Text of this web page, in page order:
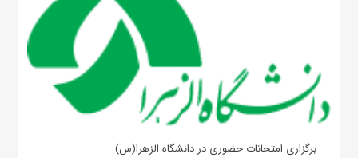
برگزاری امتحانات حضوری در دانشگاه الزهرا(س)